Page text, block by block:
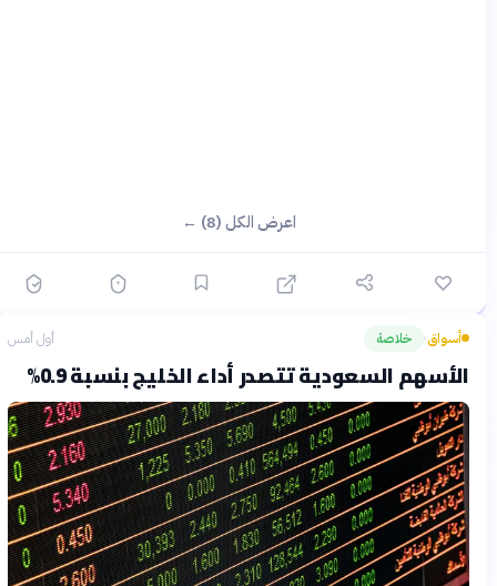
اعرض الكل (8) ←
أسواق› خلاصة أول أمس
الأسهم السعودية تتصدر أداء الخليج بنسبة 0.9%